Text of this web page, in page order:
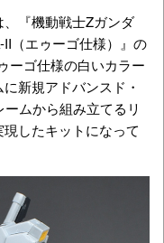
『機動戦士Zガンダ
（エゥーゴ仕様）』の
ーゴ仕様の白いカラー
新規アドバンスド・
ムから組み立てるリ
したキットになって